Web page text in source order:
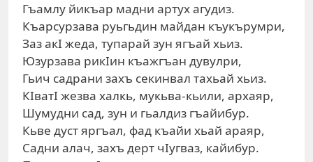
Гъамлу йикъар мадни артух агудиз.
Къарсурзава руьгьдин майдан къукърумри,
Заз акI жеда, тупарай зун ягъай хьиз.
Юзурзава рикIин къажгъан дувулри,
Гьич садрани захъ секинвал тахьай хьиз.
КIватI жезва халкь, мукьва-кьили, архаяр,
Шумудни сад, зун и гьалдиз гъайибур.
Кьве дуст яргъал, фад къайи хьай араяр,
Садни алач, захъ дерт чIугваз, кайибур.